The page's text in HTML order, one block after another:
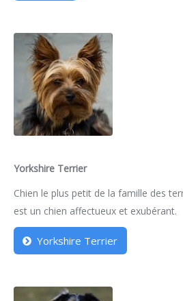
Yorkshire Terrier
Chien le plus petit de la famille des
est un chien affectueux et exubérant.
Yorkshire Terrier